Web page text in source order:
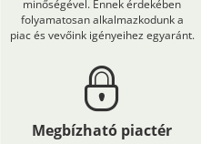
minőségével. Ennek érdekében
folyamatosan alkalmazkodunk a
piac és vevőink igényeihez egyaránt.
Megbízható piactér